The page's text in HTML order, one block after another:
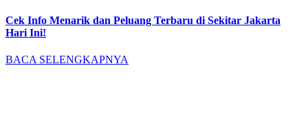
Cek Info Menarik dan Peluang Terbaru di Sekitar Jakarta
Hari Ini!
BACA SELENGKAPNYA